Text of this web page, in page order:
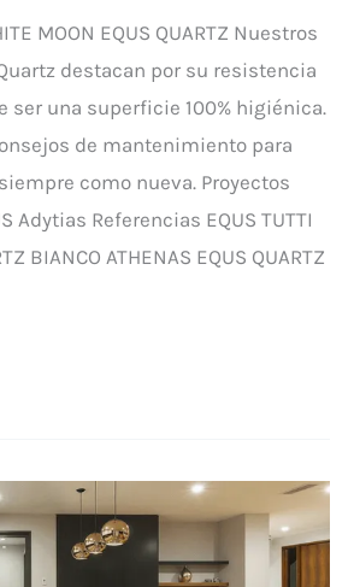
MOON EQUS QUARTZ Nuestros
destacan por su resistencia
ser una superficie 100% higiénica.
de mantenimiento para
como nueva. Proyectos
Adytias Referencias EQUS TUTTI
BIANCO ATHENAS EQUS QUARTZ